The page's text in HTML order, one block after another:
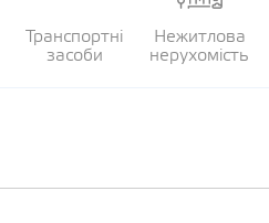
Транспортні
засоби
Нежитлова
нерухомість